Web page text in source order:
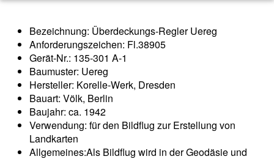
Bezeichnung: Überdeckungs-Regler Uereg
Anforderungszeichen: Fl.38905
Gerät-Nr.: 135-301 A-1
Baumuster: Uereg
Hersteller: Korelle-Werk, Dresden
Bauart: Völk, Berlin
Baujahr: ca. 1942
Verwendung: für den Bildflug zur Erstellung von
Landkarten
Allgemeines:Als Bildflug wird in der Geodäsie und